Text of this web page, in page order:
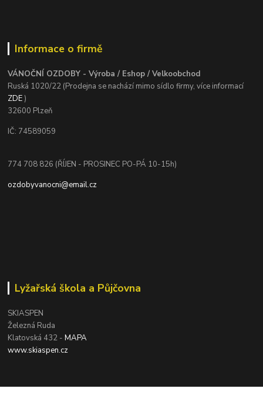
Informace o firmě
VÁNOČNÍ OZDOBY - Výroba / Eshop / Velkoobchod
Ruská 1020/22 (Prodejna se nachází mimo sídlo firmy, více informací
ZDE)
32600 Plzeň
IČ: 74589059
774 708 826 (ŘÍJEN - PROSINEC PO-PÁ 10-15h)
ozdobyvanocni@email.cz
Lyžařská škola a Půjčovna
SKIASPEN
Železná Ruda
Klatovská 432 -MAPA
www.skiaspen.cz